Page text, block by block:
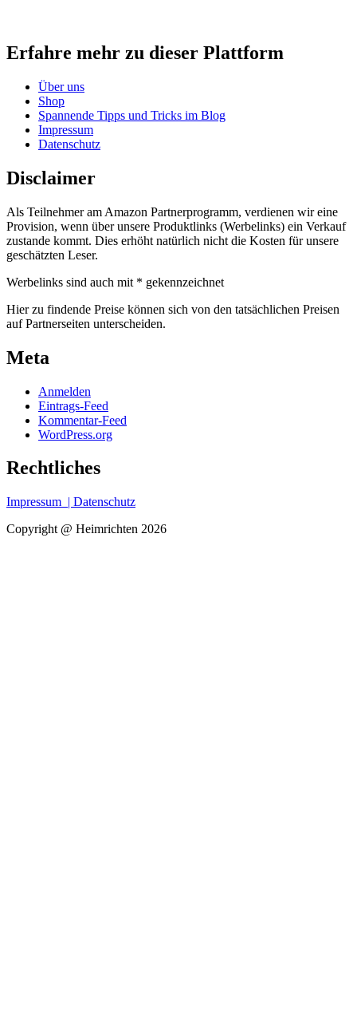
Erfahre mehr zu dieser Plattform
Über uns
Shop
Spannende Tipps und Tricks im Blog
Impressum
Datenschutz
Disclaimer
Als Teilnehmer am Amazon Partnerprogramm, verdienen wir eine
Provision, wenn über unsere Produktlinks (Werbelinks) ein Verkauf
zustande kommt. Dies erhöht natürlich nicht die Kosten für unsere
geschätzten Leser.
Werbelinks sind auch mit * gekennzeichnet
Hier zu findende Preise können sich von den tatsächlichen Preisen
auf Partnerseiten unterscheiden.
Meta
Anmelden
Eintrags-Feed
Kommentar-Feed
WordPress.org
Rechtliches
Impressum | Datenschutz
Copyright @ Heimrichten 2026